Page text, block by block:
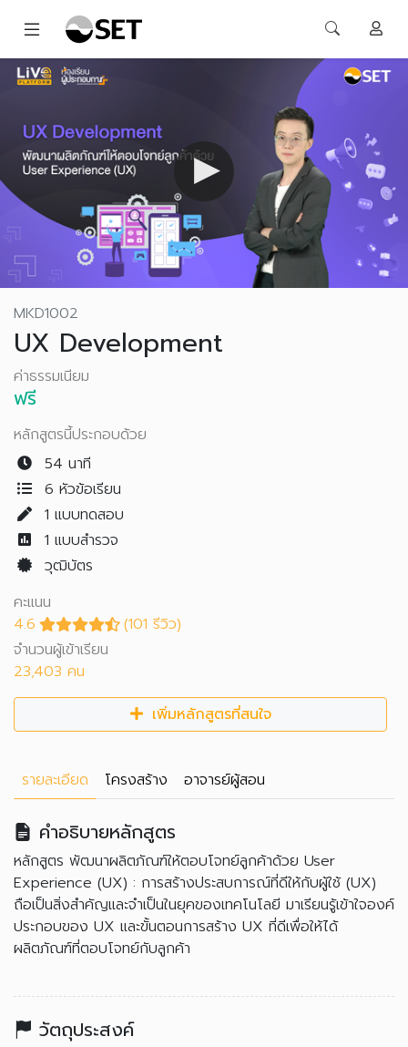
MKD1002
UX Development
ค่าธรรมเนียม
ฟรี
หลักสูตรนี้ประกอบด้วย
54 นาที
6 หัวข้อเรียน
1 แบบทดสอบ
1 แบบสำรวจ
วุฒิบัตร
คะแนน
4.6
(101 รีวิว)
จำนวนผู้เข้าเรียน
23,403 คน
เพิ่มหลักสูตรที่สนใจ
รายละเอียด โครงสร้าง อาจารย์ผู้สอน
คำอธิบายหลักสูตร
หลักสูตร พัฒนาผลิตภัณฑ์ให้ตอบโจทย์ลูกค้าด้วย User
Experience (UX) : การสร้างประสบการณ์ที่ดีให้กับผู้ใช้ (UX)
ถือเป็นสิ่งสำคัญและจำเป็นในยุคของเทคโนโลยี มาเรียนรู้เข้าใจองค์
ประกอบของ UX และขั้นตอนการสร้าง UX ที่ดีเพื่อให้ได้
ผลิตภัณฑ์ที่ตอบโจทย์กับลูกค้า
วัตถุประสงค์